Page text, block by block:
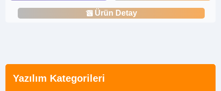
Yazılım Kategorileri
Ürün Detay